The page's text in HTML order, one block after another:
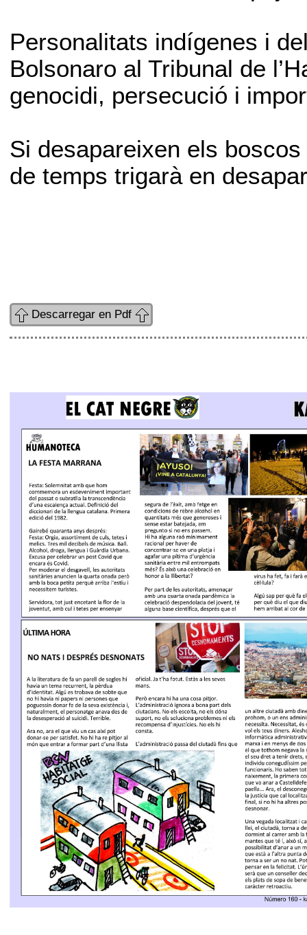
Personalitats indígenes i
Bolsonaro al Tribunal de
genocidi, persecució i
Si desapareixen els
de temps trigarà en
Descarregar en Pdf